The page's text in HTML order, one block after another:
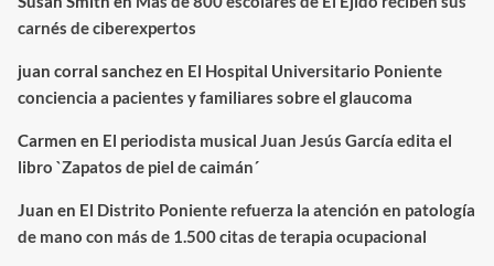
carnés de ciberexpertos
juan corral sanchezen El Hospital Universitario Poniente
conciencia a pacientes y familiares sobre el glaucoma
Carmen en El periodista musical Juan Jesús García edita el
libro `Zapatos de piel de caimán´
Juan en El Distrito Poniente refuerza la atención en patología
de mano con más de 1.500 citas de terapia ocupacional